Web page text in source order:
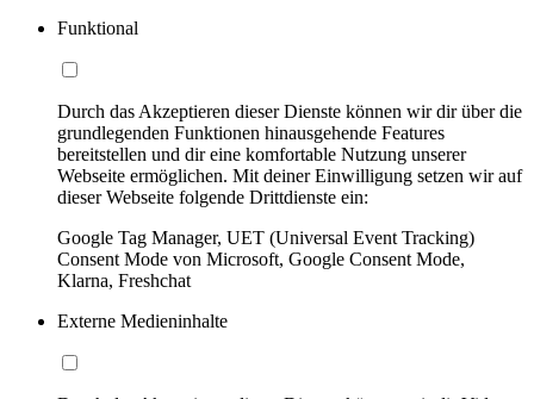
Funktional
Durch das Akzeptieren dieser Dienste können wir dir über die
grundlegenden Funktionen hinausgehende Features
bereitstellen und dir eine komfortable Nutzung unserer
Webseite ermöglichen. Mit deiner Einwilligung setzen wir auf
dieser Webseite folgende Drittdienste ein:
Google Tag Manager, UET (Universal Event Tracking)
Consent Mode von Microsoft, Google Consent Mode,
Klarna, Freshchat
Externe Medieninhalte